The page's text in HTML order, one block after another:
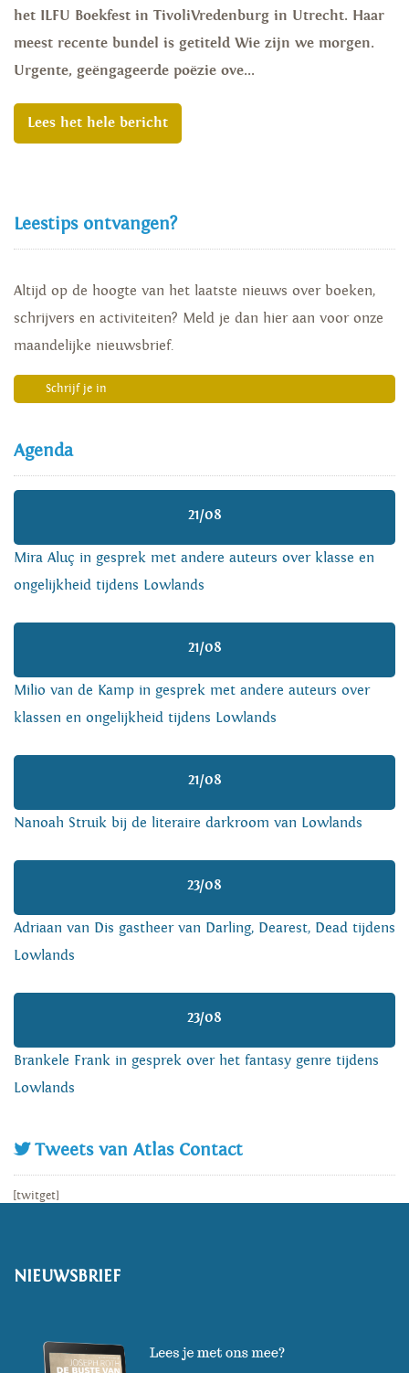
het ILFU Boekfest in TivoliVredenburg in Utrecht. Haar
meest recente bundel is getiteld Wie zijn we morgen.
Urgente, geëngageerde poëzie ove...
Lees het hele bericht
Leestips ontvangen?
Altijd op de hoogte van het laatste nieuws over boeken,
schrijvers en activiteiten? Meld je dan hier aan voor onze
maandelijke nieuwsbrief.
Schrijf je in
Agenda
21/08
Mira Aluç in gesprek met andere auteurs over klasse en
ongelijkheid tijdens Lowlands
21/08
Milio van de Kamp in gesprek met andere auteurs over
klassen en ongelijkheid tijdens Lowlands
21/08
Nanoah Struik bij de literaire darkroom van Lowlands
23/08
Adriaan van Dis gastheer van Darling, Dearest, Dead tijdens
Lowlands
23/08
Brankele Frank in gesprek over het fantasy genre tijdens
Lowlands
Tweets van Atlas Contact
[twitget]
NIEUWSBRIEF